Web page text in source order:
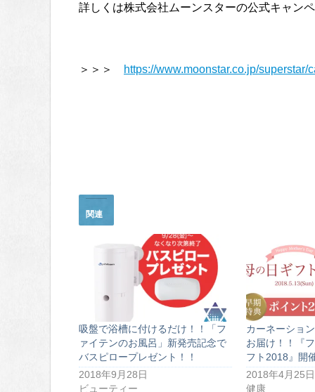
詳しくは株式会社ムーンスターの公式キャン
＞＞＞ https://www.moonstar.co.jp/superstar/
関連
吸盤で浴槽に付けるだけ！！「フ
ァイテンのお風呂」新発売記念で
バスピロープレゼント！！
2018年9月28日
ビューティー
カーネーショ
お届け！！『
フト2018』開
2018年4月25日
健康